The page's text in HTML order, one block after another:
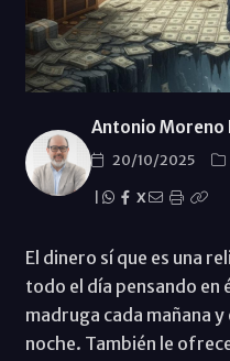
Antonio Moreno
20/10/2025
X
El dinero sí que es una
todo el día pensando en
madruga cada mañana
noche. También le